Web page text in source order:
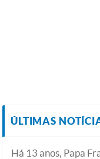
ÚLTIMAS
Há 13 anos, Papa